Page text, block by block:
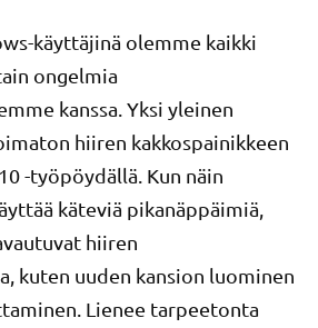
käyttäjinä olemme kaikki
ongelmia
kanssa. Yksi yleinen
hiiren kakkospainikkeen
-työpöydällä. Kun näin
käteviä pikanäppäimiä,
hiiren
kuten uuden kansion luominen
Lienee tarpeetonta